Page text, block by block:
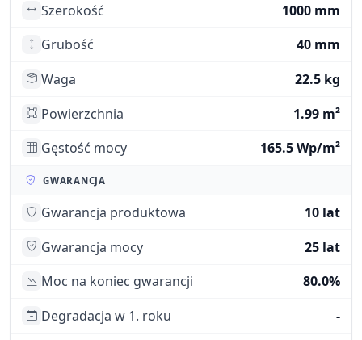
Szerokość
1000 mm
Grubość
40 mm
Waga
22.5 kg
Powierzchnia
1.99 m²
Gęstość mocy
165.5 Wp/m²
GWARANCJA
Gwarancja produktowa
10 lat
Gwarancja mocy
25 lat
Moc na koniec gwarancji
80.0%
Degradacja w 1. roku
-